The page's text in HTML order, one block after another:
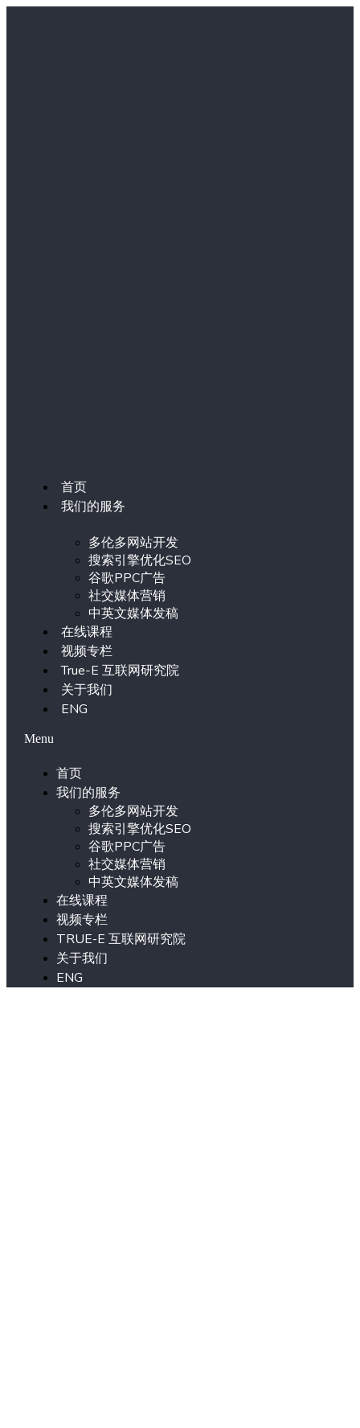
首页
我们的服务
多伦多网站开发
搜索引擎优化SEO
谷歌PPC广告
社交媒体营销
中英文媒体发稿
在线课程
视频专栏
True-E 互联网研究院
关于我们
ENG
Menu
首页
我们的服务
多伦多网站开发
搜索引擎优化SEO
谷歌PPC广告
社交媒体营销
中英文媒体发稿
在线课程
视频专栏
TRUE-E 互联网研究院
关于我们
ENG